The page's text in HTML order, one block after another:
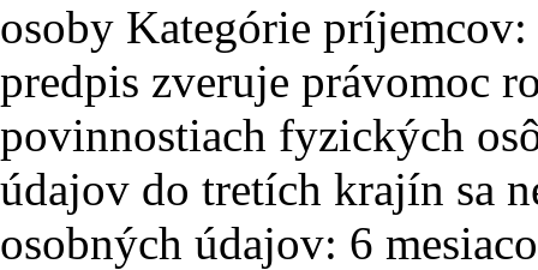
osoby Kategórie
predpis zveruje právomoc
povinnostiach fyzických
údajov do tretích krajín sa
osobných údajov: 6